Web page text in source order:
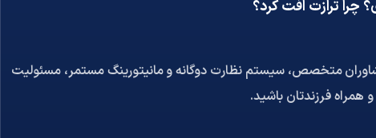
ترازت افت کرد؟
متخصص، سیستم نظارت دوگانه و مانیتورینگ مستمر، مسئولیت
همراه فرزندتان باشید.